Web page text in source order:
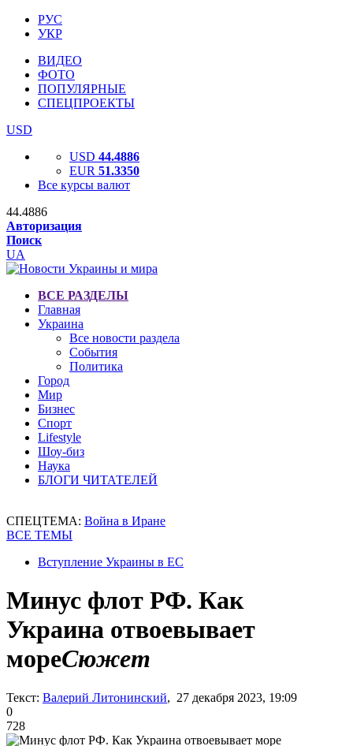
РУС
УКР
ВИДЕО
ФОТО
ПОПУЛЯРНЫЕ
СПЕЦПРОЕКТЫ
USD
USD 44.4886
EUR 51.3350
Все курсы валют
44.4886
Авторизация
Поиск
UA
ВСЕ РАЗДЕЛЫ
Главная
Украина
Все новости раздела
События
Политика
Город
Мир
Бизнес
Спорт
Lifestyle
Шоу-биз
Наука
БЛОГИ ЧИТАТЕЛЕЙ
СПЕЦТЕМА: Война в Иране
ВСЕ ТЕМЫ
Вступление Украины в ЕС
Минус флот РФ. Как
Украина отвоевывает
мореСюжет
Текст: Валерий Литонинский, 27 декабря 2023, 19:09
0
728